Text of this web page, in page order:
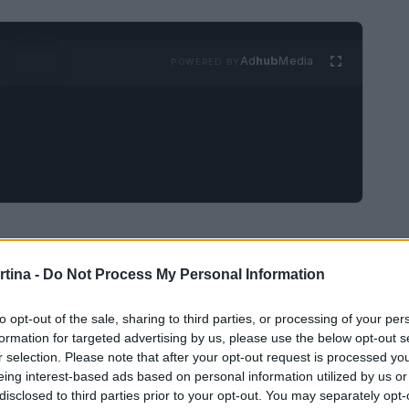
- Do Not Process My Personal Information
opt-out of the sale, sharing to third parties, or processing of your
for targeted advertising by us, please use the below opt-out
selection. Please note that after your opt-out request is processed
interest-based ads based on personal information utilized by us
to third parties prior to your opt-out. You may separately
AdhubMedia
junior di Schilpario ha regalato emozioni
Folie. Nella 10km individuale a skating, Folie
partendo con cautela ma crescendo in
difficile, con dolori ai tibiali che le hanno
ha saputo reagire e migliorare nel corso